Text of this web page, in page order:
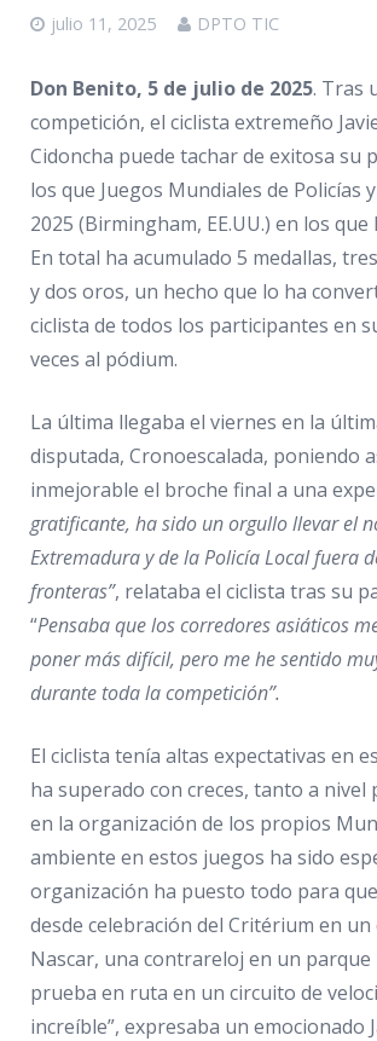
julio 11, 2025 DPTO TIC
Don Benito, 5 de julio de 2025. Tras
competición, el ciclista extremeño
Cidoncha puede tachar de exitosa su
los que Juegos Mundiales de Policías
2025 (Birmingham, EE.UU.) en los
En total ha acumulado 5 medallas,
y dos oros, un hecho que lo ha
ciclista de todos los participantes en
veces al pódium.
La última llegaba el viernes en la
disputada, Cronoescalada, poniendo
inmejorable el broche final a una
gratificante, ha sido un orgullo llevar el
Extremadura y de la Policía Local fuera
fronteras”, relataba el ciclista tras su
“Pensaba que los corredores asiáticos
poner más difícil, pero me he sentido
durante toda la competición”.
El ciclista tenía altas expectativas en
ha superado con creces, tanto a nivel
en la organización de los propios
ambiente en estos juegos ha sido
organización ha puesto todo para
desde celebración del Critérium en un
Nascar, una contrareloj en un
prueba en ruta en un circuito de
increíble”, expresaba un emocionado